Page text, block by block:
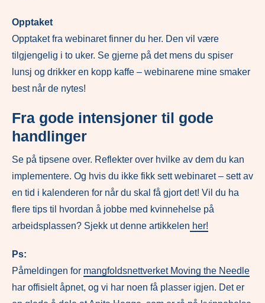
Opptaket
Opptaket fra webinaret finner du her. Den vil være
tilgjengelig i to uker. Se gjerne på det mens du spiser
lunsj og drikker en kopp kaffe – webinarene mine smaker
best når de nytes!
Fra gode intensjoner til gode
handlinger
Se på tipsene over. Reflekter over hvilke av dem du kan
implementere. Og hvis du ikke fikk sett webinaret – sett av
en tid i kalenderen for når du skal få gjort det! Vil du ha
flere tips til hvordan å jobbe med kvinnehelse på
arbeidsplassen? Sjekk ut denne artikkelen her!
Ps:
Påmeldingen for mangfoldsnettverket Moving the Needle
har offisielt åpnet, og vi har noen få plasser igjen. Det er